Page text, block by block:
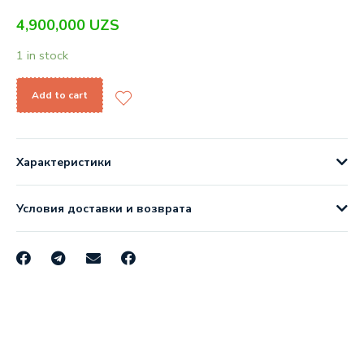
4,900,000 UZS
1 in stock
Add to cart
Характеристики
Условия доставки и возврата